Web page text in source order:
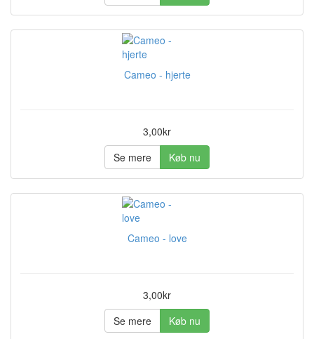
Cameo - hjerte
3,00kr
Se mere
Køb nu
Cameo - love
3,00kr
Se mere
Køb nu